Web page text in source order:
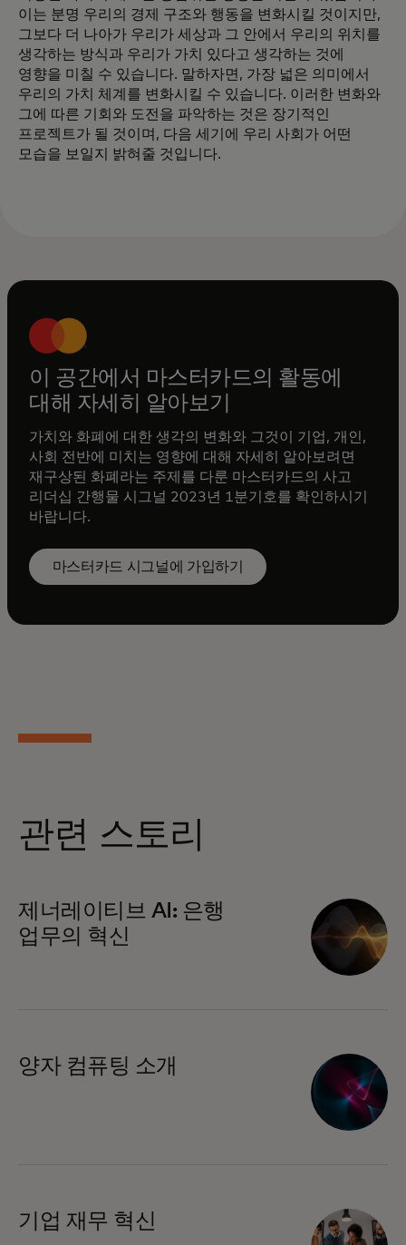
이는 분명 우리의 경제 구조와 행동을 변화시킬 것이지만,
그보다 더 나아가 우리가 세상과 그 안에서 우리의 위치를
생각하는 방식과 우리가 가치 있다고 생각하는 것에
영향을 미칠 수 있습니다. 말하자면, 가장 넓은 의미에서
우리의 가치 체계를 변화시킬 수 있습니다. 이러한 변화와
그에 따른 기회와 도전을 파악하는 것은 장기적인
프로젝트가 될 것이며, 다음 세기에 우리 사회가 어떤
모습을 보일지 밝혀줄 것입니다.
이 공간에서 마스터카드의 활동에
대해 자세히 알아보기
가치와 화폐에 대한 생각의 변화와 그것이 기업, 개인,
사회 전반에 미치는 영향에 대해 자세히 알아보려면
재구상된 화폐라는 주제를 다룬 마스터카드의 사고
리더십 간행물 시그널 2023년 1분기호를 확인하시기
바랍니다.
마스터카드 시그널에 가입하기
관련 스토리
제너레이티브 AI: 은행
업무의 혁신
양자 컴퓨팅 소개
기업 재무 혁신